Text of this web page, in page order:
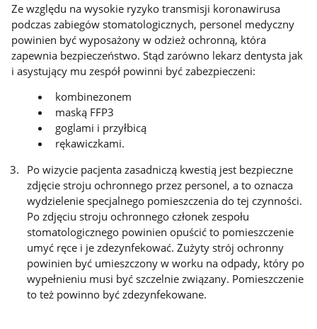
Ze względu na wysokie ryzyko transmisji koronawirusa
podczas zabiegów stomatologicznych, personel medyczny
powinien być wyposażony w odzież ochronną, która
zapewnia bezpieczeństwo. Stąd zarówno lekarz dentysta jak
i asystujący mu zespół powinni być zabezpieczeni:
kombinezonem
maską FFP3
goglami i przyłbicą
rękawiczkami.
Po wizycie pacjenta zasadniczą kwestią jest bezpieczne
zdjęcie stroju ochronnego przez personel, a to oznacza
wydzielenie specjalnego pomieszczenia do tej czynności.
Po zdjęciu stroju ochronnego członek zespołu
stomatologicznego powinien opuścić to pomieszczenie
umyć ręce i je zdezynfekować. Zużyty strój ochronny
powinien być umieszczony w worku na odpady, który po
wypełnieniu musi być szczelnie związany. Pomieszczenie
to też powinno być zdezynfekowane.